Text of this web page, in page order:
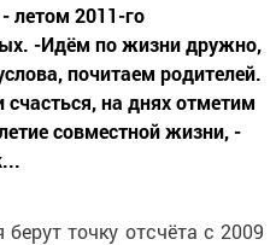
летом 2011-го
-Идём по жизни дружно,
почитаем родителей.
на днях отметим
совместной жизни, -
точку отсчёта с 2009